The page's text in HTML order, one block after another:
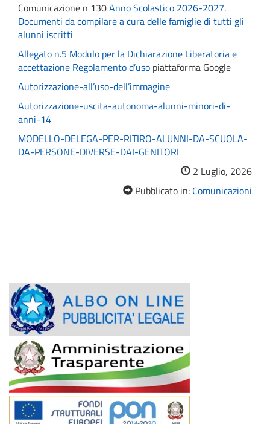
Comunicazione n 130Anno Scolastico 2026-2027.
Documenti da compilare a cura delle famiglie di tutti gli
alunni iscritti
Allegato n.5 Modulo per la Dichiarazione Liberatoria e
accettazione Regolamento d’uso piattaforma Google
Autorizzazione-all’uso-dell’immagine
Autorizzazione-uscita-autonoma-alunni-minori-di-
anni-14
MODELLO-DELEGA-PER-RITIRO-ALUNNI-DA-SCUOLA-
DA-PERSONE-DIVERSE-DAI-GENITORI
2 Luglio, 2026
Pubblicato in: Comunicazioni